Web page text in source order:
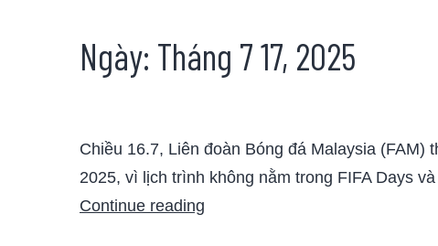
Ngày: Tháng 7 17, 2025
Chiều 16.7, Liên đoàn Bóng đá Malaysia
2025, vì lịch trình không nằm trong FIFA Days
Continue reading